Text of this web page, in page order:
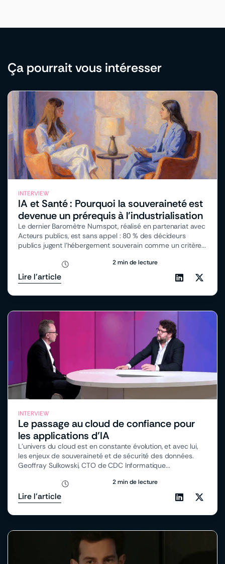
Ça pourrait vous intéresser
INTERVIEW
IA et Santé : Pourquoi la souveraineté est
devenue un prérequis à l’industrialisation
Le dernier Baromètre Numspot, réalisé en partenariat avec
Acteurs publics, est sans appel : 80 % des décideurs
publics jugent l’hébergement souverain comme un critère...
2 min de lecture
Lire l'article
INTERVIEW
Le passage au cloud de confiance pour
les applications d’IA
L’univers du cloud est en constante évolution, et avec lui,
les enjeux de souveraineté et de sécurité des données.
Geoffray Sulkowski, CTO de CDC Informatique...
2 min de lecture
Lire l'article